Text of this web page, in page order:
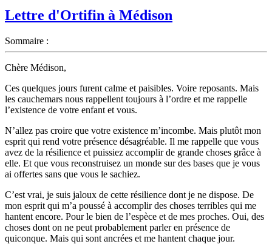
Lettre d'Ortifin à Médison
Sommaire :
Chère Médison,
Ces quelques jours furent calme et paisibles. Voire reposants. Mais
les cauchemars nous rappellent toujours à l’ordre et me rappelle
l’existence de votre enfant et vous.
N’allez pas croire que votre existence m’incombe. Mais plutôt mon
esprit qui rend votre présence désagréable. Il me rappelle que vous
avez de la résilience et puissiez accomplir de grande choses grâce à
elle. Et que vous reconstruisez un monde sur des bases que je vous
ai offertes sans que vous le sachiez.
C’est vrai, je suis jaloux de cette résilience dont je ne dispose. De
mon esprit qui m’a poussé à accomplir des choses terribles qui me
hantent encore. Pour le bien de l’espèce et de mes proches. Oui, des
choses dont on ne peut probablement parler en présence de
quiconque. Mais qui sont ancrées et me hantent chaque jour.